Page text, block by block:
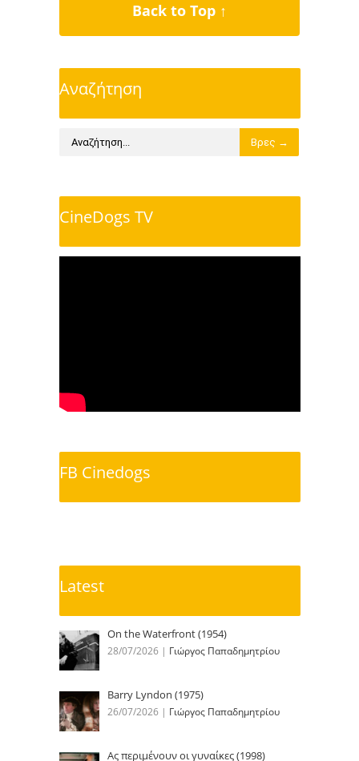
Back to Top ↑
Αναζήτηση
CineDogs TV
FB Cinedogs
Latest
On the Waterfront (1954)
28/07/2026 | Γιώργος Παπαδημητρίου
Barry Lyndon (1975)
26/07/2026 | Γιώργος Παπαδημητρίου
Ας περιμένουν οι γυναίκες (1998)